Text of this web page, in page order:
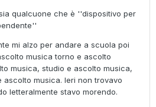
qualcuone che è ''dispositivo per
mi alzo per andare a scuola poi
musica torno e ascolto
musica, studio e ascolto musica,
musica. Ieri non trovavo
letteralmente stavo morendo.